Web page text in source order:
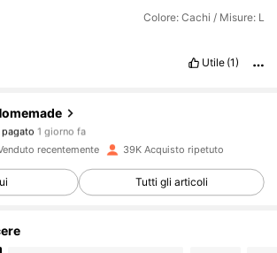
Colore: Cachi / Misure: L
Utile (1)
pagato1 giorno fa
7 ore fa
recentemente 39K Acquisto ripetuto
Tutti gli articoli